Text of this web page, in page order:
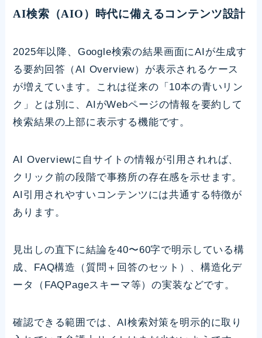
AI検索（AIO）時代に備えるコンテンツ設計
2025年以降、Google検索の結果画面にAIが生成す
る要約回答（AI Overview）が表示されるケース
が増えています。これは従来の「10本の青いリン
ク」とは別に、AIがWebページの情報を要約して
検索結果の上部に表示する機能です。
AI Overviewに自サイトの情報が引用されれば、
クリック前の段階で事務所の存在感を示せます。
AI引用されやすいコンテンツには共通する特徴が
あります。
見出しの直下に結論を40〜60字で明示している構
成、FAQ構造（質問＋回答のセット）、構造化デ
ータ（FAQPageスキーマ等）の実装などです。
確認できる範囲では、AI検索対策を明示的に取り